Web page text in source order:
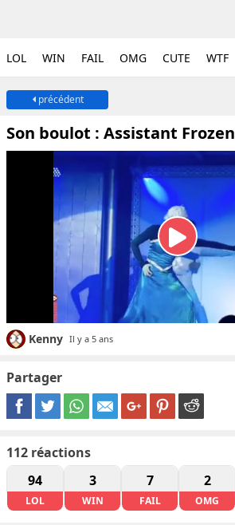
LOL WIN FAIL OMG CUTE WTF
précédent
Son boulot : Assistant Frozen
Kenny Il y a 5 ans
Partager
112 réactions
94
LOL
3
WIN
7
FAIL
2
OMG